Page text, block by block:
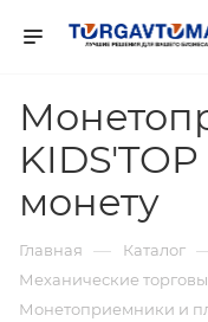
монету
Главная — Каталог
Механические
Монетоприемники и